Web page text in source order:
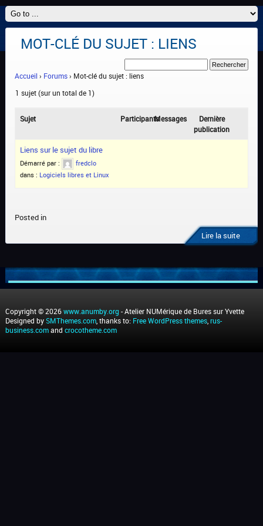
MOT-CLÉ DU SUJET : LIENS
Accueil › Forums› Mot-clé du sujet : liens
1 sujet (sur un total de 1)
Sujet ParticipantsMessages
Dernière
publication
Liens sur le sujet du libre
Démarré par :
fredclo
dans : Logiciels libres et Linux
Lire la suite
Posted in
Copyright © 2026www.anumby.org - Atelier NUMérique de Bures sur Yvette
Designed bySMThemes.com, thanks to: Free WordPress themes, rus-
business.comand crocotheme.com